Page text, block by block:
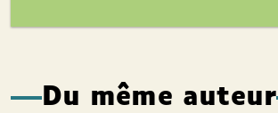
Du même auteur